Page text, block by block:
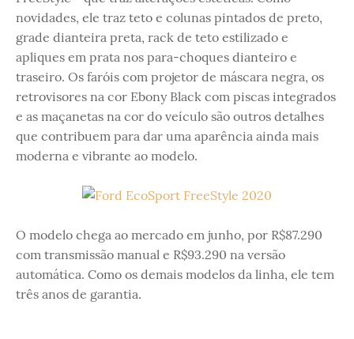
novidades, ele traz teto e colunas pintados de preto,
grade dianteira preta, rack de teto estilizado e
apliques em prata nos para-choques dianteiro e
traseiro. Os faróis com projetor de máscara negra, os
retrovisores na cor Ebony Black com piscas integrados
e as maçanetas na cor do veículo são outros detalhes
que contribuem para dar uma aparência ainda mais
moderna e vibrante ao modelo.
O modelo chega ao mercado em junho, por R$87.290
com transmissão manual e R$93.290 na versão
automática. Como os demais modelos da linha, ele tem
três anos de garantia.